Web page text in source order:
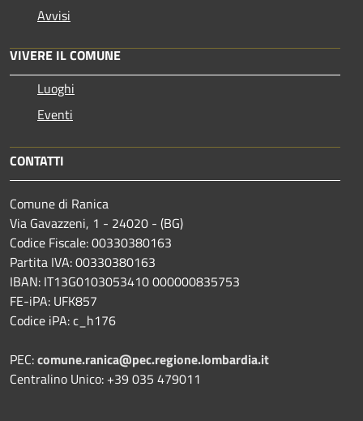
Avvisi
VIVERE IL COMUNE
Luoghi
Eventi
CONTATTI
Comune di Ranica
Via Gavazzeni, 1 - 24020 - (BG)
Codice Fiscale: 00330380163
Partita IVA: 00330380163
IBAN: IT13G0103053410 000000835753
FE-iPA: UFK857
Codice iPA: c_h176
PEC:comune.ranica@pec.regione.lombardia.it
Centralino Unico: +39 035 479011